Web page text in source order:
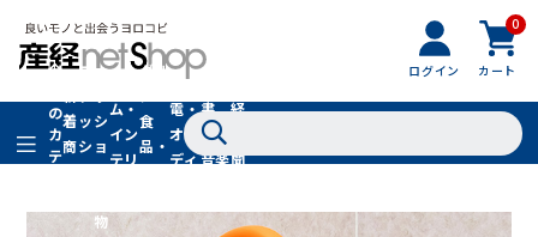
ログイン
0
カート
全
の
カ
テ
着
商
品
フ
ッ
シ
ョ
フ
ァ
シ
ョ
ン
物
ム・
イン
テリ
グル
食
品・
ドリ
家
電・
オー
ディ
書
籍・
音楽
経
聞
在庫切れ